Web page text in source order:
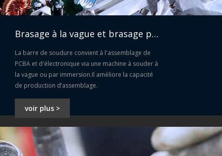
Barre de soudure étain-plomb Sn30Pb70 30 70
Barre de soudure étain-plomb Sn40Pb60 40 60
Brasage à la vague et brasage par trempage
La barre de soudure convient à l'assemblage de
PCBA et d'électronique via une machine à souder à
la vague ou par immersion.Il améliore la capacité
de production d’assemblage.
voir plus >